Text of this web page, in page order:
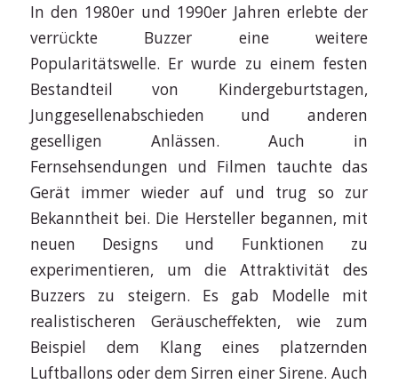
In den 1980er und 1990er Jahren erlebte der
verrückte Buzzer eine weitere
Popularitätswelle. Er wurde zu einem festen
Bestandteil von Kindergeburtstagen,
Junggesellenabschieden und anderen
geselligen Anlässen. Auch in
Fernsehsendungen und Filmen tauchte das
Gerät immer wieder auf und trug so zur
Bekanntheit bei. Die Hersteller begannen, mit
neuen Designs und Funktionen zu
experimentieren, um die Attraktivität des
Buzzers zu steigern. Es gab Modelle mit
realistischeren Geräuscheffekten, wie zum
Beispiel dem Klang eines platzernden
Luftballons oder dem Sirren einer Sirene. Auch